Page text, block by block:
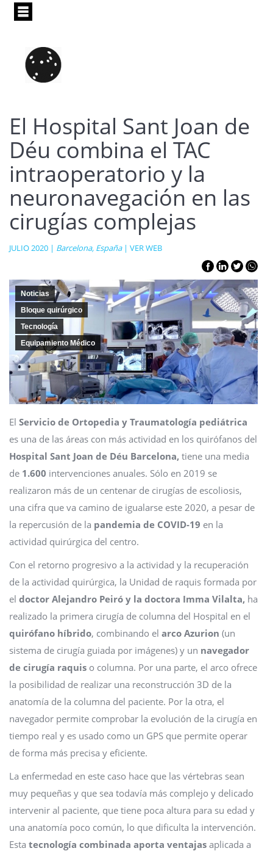
Pasar
principal
El Hospital Sant Joan de
Déu combina el TAC
intraoperatorio y la
neuronavegación en las
cirugías complejas
JULIO 2020 | Barcelona, España| VER WEB
Noticias
Bloque quirúrgico
Tecnología
Equipamiento Médico
El Servicio de Ortopedia y Traumatología pediátrica
es una de las áreas con más actividad en los quirófanos del
Hospital Sant Joan de Déu Barcelona, tiene una media
de 1.600 intervenciones anuales. Sólo en 2019 se
realizaron más de un centenar de cirugías de escoliosis,
una cifra que va camino de igualarse este 2020, a pesar de
la repercusión de la pandemia de COVID-19 en la
actividad quirúrgica del centro.
Con el retorno progresivo a la actividad y la recuperación
de la actividad quirúrgica, la Unidad de raquis formada por
el doctor Alejandro Peiró y la doctora Imma Vilalta, ha
realizado la primera cirugía de columna del Hospital en el
quirófano híbrido, combinando el arco Azurion (un
sistema de cirugía guiada por imágenes) y un navegador
de cirugía raquis o columna. Por una parte, el arco ofrece
la posibilidad de realizar una reconstrucción 3D de la
anatomía de la columna del paciente. Por la otra, el
navegador permite comprobar la evolución de la cirugía en
tiempo real y es usado como un GPS que permite operar
de forma más precisa y eficiente.
La enfermedad en este caso hace que las vértebras sean
muy pequeñas y que sea todavía más complejo y delicado
intervenir al paciente, que tiene poca altura para su edad y
una anatomía poco común, lo que dificulta la intervención.
Esta tecnología combinada aporta ventajas aplicada a